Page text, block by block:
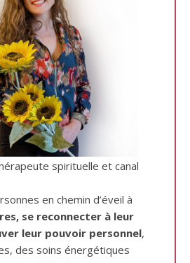
spirituelle et canal
en chemin d’éveil à
se reconnecter à leur
leur pouvoir personnel,
des soins énergétiques